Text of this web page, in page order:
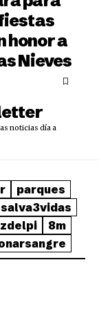
honor a
Nieves
noticias día a
parques
salva3vidas
8m